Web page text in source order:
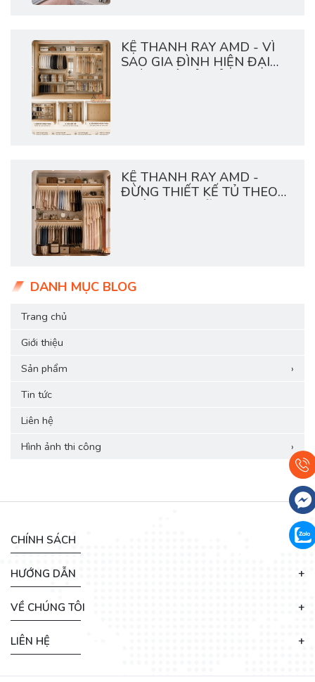
KỆ THANH RAY AMD - VÌ
SAO GIA ĐÌNH HIỆN ĐẠI
KỆ THANH RAY AMD -
ĐỪNG THIẾT KẾ TỦ THEO
DANH MỤC BLOG
Trang chủ
Giới thiệu
Sản phẩm
›
Tin tức
Liên hệ
Hình ảnh thi công
›
CHÍNH SÁCH
HƯỚNG DẪN
VỀ CHÚNG TÔI
LIÊN HỆ